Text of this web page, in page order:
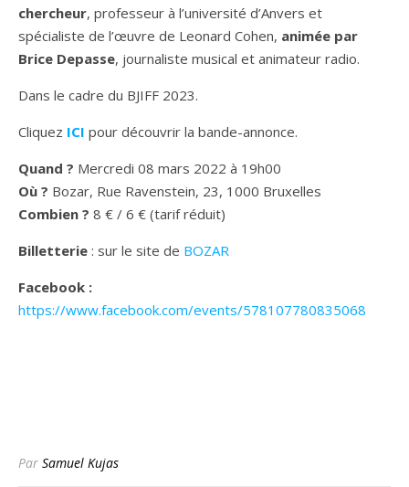
chercheur, professeur à l’université d’Anvers et
spécialiste de l’œuvre de Leonard Cohen, animée par
Brice Depasse, journaliste musical et animateur radio.
Dans le cadre du BJIFF 2023.
Cliquez ICI pour découvrir la bande-annonce.
Quand ? Mercredi 08 mars 2022 à 19h00
Où ? Bozar, Rue Ravenstein, 23, 1000 Bruxelles
Combien ? 8 € / 6 € (tarif réduit)
Billetterie : sur le site de BOZAR
Facebook :
https://www.facebook.com/events/578107780835068
Par Samuel Kujas